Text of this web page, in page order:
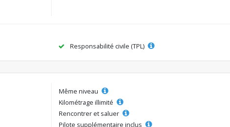
Responsabilité civile (TPL)
Même niveau
Kilométrage illimité
Rencontrer et saluer
Pilote supplémentaire inclus